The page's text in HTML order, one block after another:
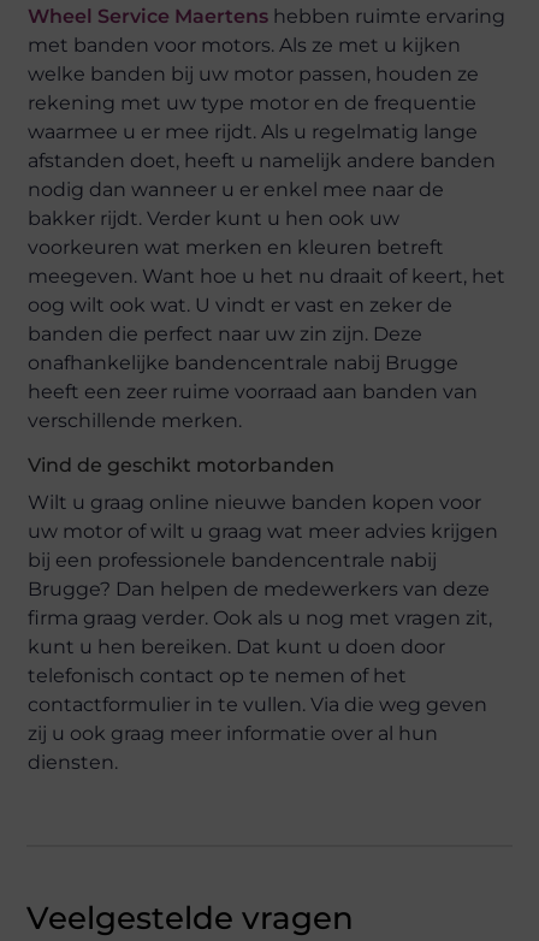
Wheel Service Maertens hebben ruimte ervaring
met banden voor motors. Als ze met u kijken
welke banden bij uw motor passen, houden ze
rekening met uw type motor en de frequentie
waarmee u er mee rijdt. Als u regelmatig lange
afstanden doet, heeft u namelijk andere banden
nodig dan wanneer u er enkel mee naar de
bakker rijdt. Verder kunt u hen ook uw
voorkeuren wat merken en kleuren betreft
meegeven. Want hoe u het nu draait of keert, het
oog wilt ook wat. U vindt er vast en zeker de
banden die perfect naar uw zin zijn. Deze
onafhankelijke bandencentrale nabij Brugge
heeft een zeer ruime voorraad aan banden van
verschillende merken.
Vind de geschikt motorbanden
Wilt u graag online nieuwe banden kopen voor
uw motor of wilt u graag wat meer advies krijgen
bij een professionele bandencentrale nabij
Brugge? Dan helpen de medewerkers van deze
firma graag verder. Ook als u nog met vragen zit,
kunt u hen bereiken. Dat kunt u doen door
telefonisch contact op te nemen of het
contactformulier in te vullen. Via die weg geven
zij u ook graag meer informatie over al hun
diensten.
Veelgestelde vragen